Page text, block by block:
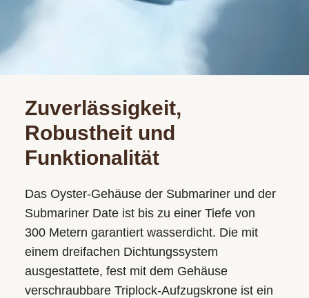
Zuverlässigkeit,
Robustheit und
Funktionalität
Das Oyster-Gehäuse der Submariner und der
Submariner Date ist bis zu einer Tiefe von
300 Metern garantiert wasserdicht. Die mit
einem dreifachen Dichtungssystem
ausgestattete, fest mit dem Gehäuse
verschraubbare Triplock-Aufzugskrone ist ein